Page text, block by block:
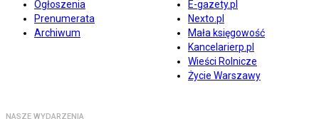
Ogłoszenia
Prenumerata
Archiwum
E-gazety.pl
Nexto.pl
Mała księgowość
Kancelarierp.pl
Wieści Rolnicze
Życie Warszawy
NASZE WYDARZENIA